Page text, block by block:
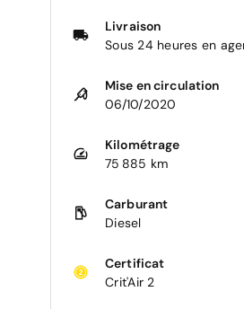
Livraison
Sous 24 heures en
Mise en circulation
06/10/2020
Kilométrage
75 885 km
Carburant
Diesel
Certificat
Crit'Air 2